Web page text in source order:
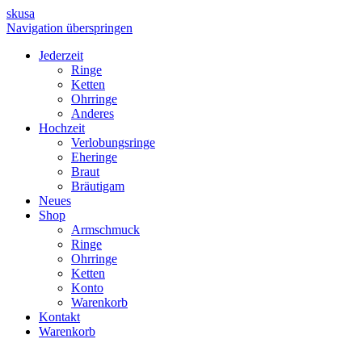
skusa
Navigation überspringen
Jederzeit
Ringe
Ketten
Ohrringe
Anderes
Hochzeit
Verlobungsringe
Eheringe
Braut
Bräutigam
Neues
Shop
Armschmuck
Ringe
Ohrringe
Ketten
Konto
Warenkorb
Kontakt
Warenkorb